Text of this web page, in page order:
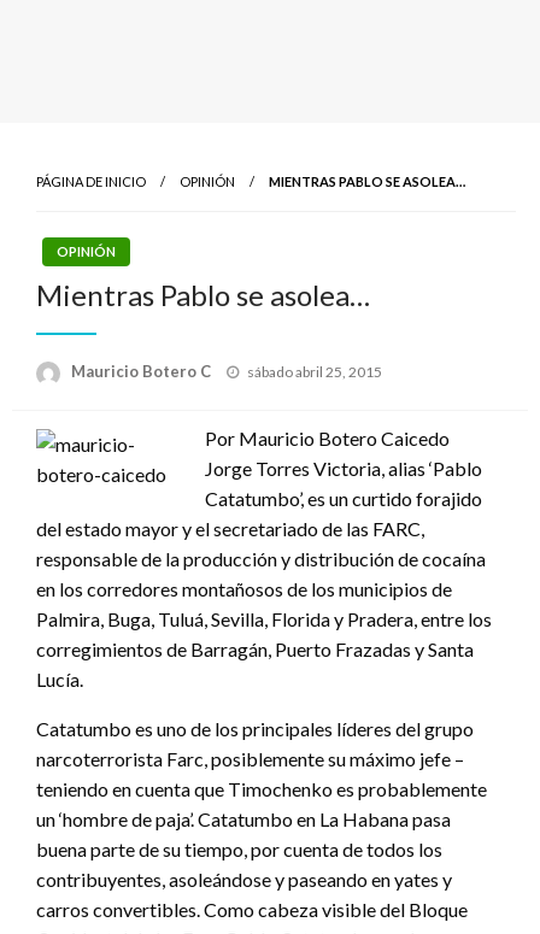
PÁGINA DE INICIO OPINIÓN MIENTRAS PABLO SE ASOLEA…
OPINIÓN
Mientras Pablo se asolea…
Mauricio Botero C
Publicado
sábado abril 25, 2015
Por Mauricio Botero Caicedo
Jorge Torres Victoria, alias ‘Pablo
Catatumbo’, es un curtido forajido
del estado mayor y el secretariado de las FARC,
responsable de la producción y distribución de cocaína
en los corredores montañosos de los municipios de
Palmira, Buga, Tuluá, Sevilla, Florida y Pradera, entre los
corregimientos de Barragán, Puerto Frazadas y Santa
Lucía.
Catatumbo es uno de los principales líderes del grupo
narcoterrorista Farc, posiblemente su máximo jefe –
teniendo en cuenta que Timochenko es probablemente
un ‘hombre de paja’. Catatumbo en La Habana pasa
buena parte de su tiempo, por cuenta de todos los
contribuyentes, asoleándose y paseando en yates y
carros convertibles. Como cabeza visible del Bloque